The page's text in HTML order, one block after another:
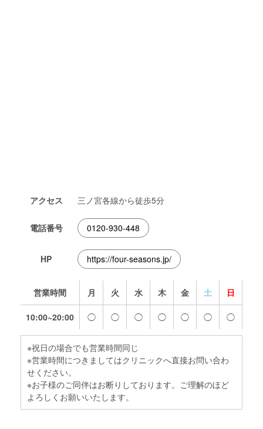
アクセス 三ノ宮各線から徒歩5分
電話番号 0120-930-448
HP https://four-seasons.jp/
営業時間 月 火 水 木 金 土 日
10:00~20:00 ◯ ◯ ◯ ◯ ◯ ◯ ◯
※祝日の場合でも営業時間同じ
※営業時間につきましてはクリニックへ直接お問い合わ
せください。
※お子様のご同伴はお断りしております。ご理解のほど
よろしくお願いいたします。